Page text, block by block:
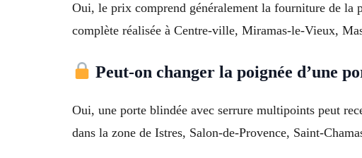
Oui, le prix comprend généralement la fourniture de la
complète réalisée à Centre-ville, Miramas-le-Vieux,
Peut-on changer la poignée d’une
Oui, une porte blindée avec serrure multipoints peut
dans la zone de Istres, Salon-de-Provence, Saint-